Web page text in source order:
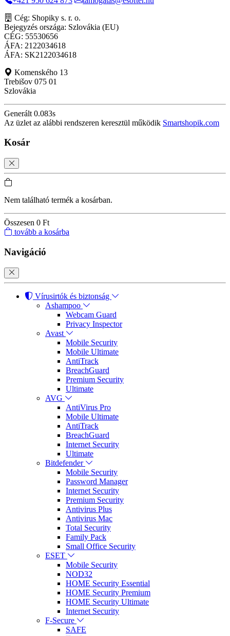
Cég: Shopiky s. r. o.
Bejegyzés országa: Szlovákia (EU)
CÉG: 55530656
ÁFA: 2122034618
ÁFA: SK2122034618
Komenského 13
Trebišov 075 01
Szlovákia
Generált 0.083s
Az üzlet az alábbi rendszeren keresztül működik Smartshopik.com
Kosár
Nem található termék a kosárban.
Összesen 0 Ft
tovább a kosárba
Navigáció
Vírusirtók és biztonság
Ashampoo
Webcam Guard
Privacy Inspector
Avast
Mobile Security
Mobile Ultimate
AntiTrack
BreachGuard
Premium Security
Ultimate
AVG
AntiVirus Pro
Mobile Ultimate
AntiTrack
BreachGuard
Internet Security
Ultimate
Bitdefender
Mobile Security
Password Manager
Internet Security
Premium Security
Antivirus Plus
Antivirus Mac
Total Security
Family Pack
Small Office Security
ESET
Mobile Security
NOD32
HOME Security Essential
HOME Security Premium
HOME Security Ultimate
Internet Security
F-Secure
SAFE